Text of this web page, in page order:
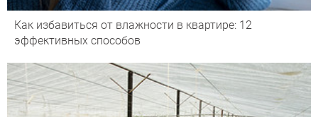
Как избавиться от влажности в квартире: 12
эффективных способов